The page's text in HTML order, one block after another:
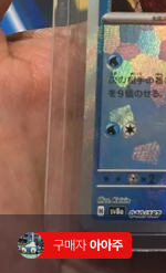
구매자 아아주